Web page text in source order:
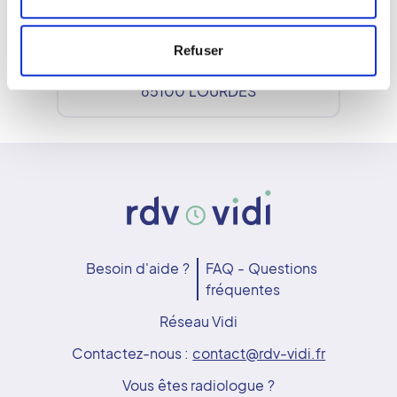
Refuser
65100LOURDES
Besoin d'aide ?
FAQ - Questions
fréquentes
Réseau Vidi
Contactez-nous : contact@rdv-vidi.fr
Vous êtes radiologue ?